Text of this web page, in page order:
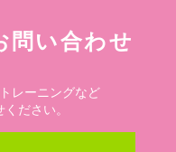
問い合わせ
レーニングなど
ださい。